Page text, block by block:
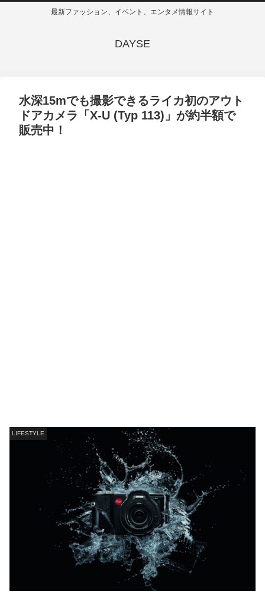
最新ファッション、イベント、エンタメ情報サイト
DAYSE
水深15mでも撮影できるライカ初のアウト
ドアカメラ「X-U (Typ 113)」が約半額で
販売中！
LIFESTYLE